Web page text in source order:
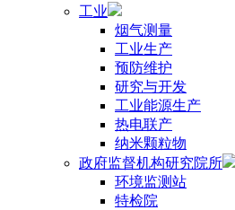
工业
烟气测量
工业生产
预防维护
研究与开发
工业能源生产
热电联产
纳米颗粒物
政府监督机构研究院所
环境监测站
特检院